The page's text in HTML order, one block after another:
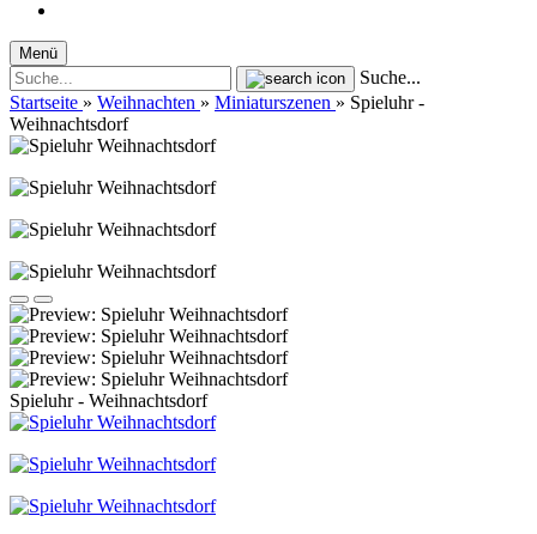
Menü
Suche...
Startseite » Weihnachten » Miniaturszenen » Spieluhr -
Weihnachtsdorf
Spieluhr - Weihnachtsdorf